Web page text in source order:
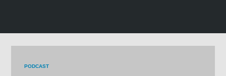
PODCAST